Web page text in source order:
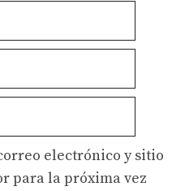
electrónico y sitio
para la próxima vez